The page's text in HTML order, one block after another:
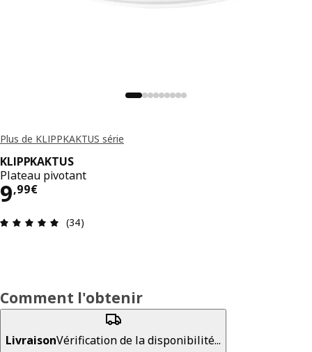
Plus de KLIPPKAKTUS série
KLIPPKAKTUS
Plateau pivotant
9,99€
Prix 9,99€
Avis: 4.9 sur 5 étoiles Nombre total d'avis: 34
(34)
Comment l'obtenir
LivraisonVérification de la disponibilité...